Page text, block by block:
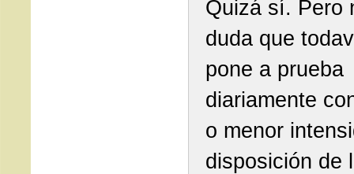
Quizá sí. Pero
duda que
pone a prueba
diariamente
o menor
disposición de